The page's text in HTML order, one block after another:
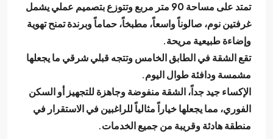
تمتد على مساحة90 متر مربع
وتتوزع بتصميم عملي يشمل
غرفتين نوم، صالوناً واسعاً، مطبخاً،حماماًوبرندةتمنح تهوية
وإضاءة طبيعية مريحة.
تقع الشقة فيالطابق الخامسوتتجهقبلي شرقي ما يجعلها
مشمسة ودافئة طوال اليوم.
الإكساءجيد جداً، الشقة منفوضة وجاهزة للتجهيز أو السكن
الفوري، مما يجعلها خياراً مثالياً للراغبين في الاستقرار في
منطقة هادئة وقريبة من جميع الخدمات.